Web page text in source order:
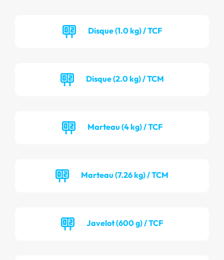
Disque (1.0 kg) / TCF
Disque (2.0 kg) / TCM
Marteau (4 kg) / TCF
Marteau (7.26 kg) / TCM
Javelot (600 g) / TCF